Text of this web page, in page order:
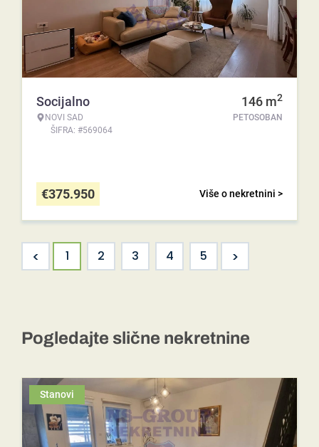
Socijalno
NOVI SAD
ŠIFRA: #569064
146 m2
PETOSOBAN
Više o nekretnini >
€375.950
< 1 2 3 4 5 >
Pogledajte slične nekretnine
Stanovi